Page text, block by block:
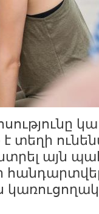
է տեղի
այն